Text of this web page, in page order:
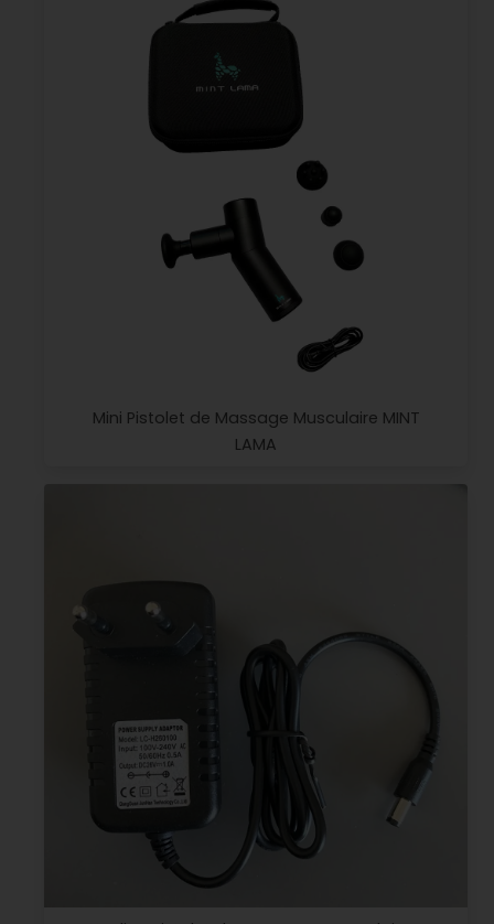
Mini Pistolet de Massage Musculaire MINT
LAMA